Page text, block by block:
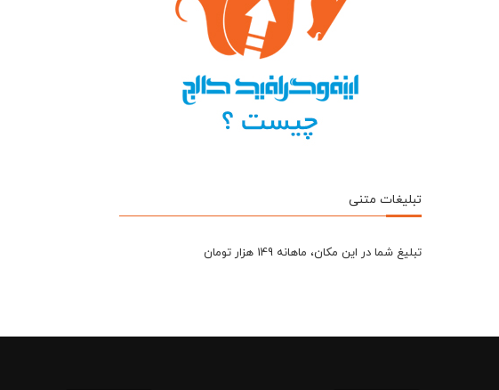
تبلیغات متنی
تبلیغ شما در این مکان، ماهانه 149 هزار تومان